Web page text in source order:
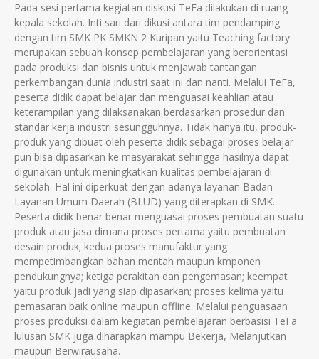
Pada sesi pertama kegiatan diskusi TeFa dilakukan di ruang
kepala sekolah. Inti sari dari dikusi antara tim pendamping
dengan tim SMK PK SMKN 2 Kuripan yaitu Teaching factory
merupakan sebuah konsep pembelajaran yang berorientasi
pada produksi dan bisnis untuk menjawab tantangan
perkembangan dunia industri saat ini dan nanti. Melalui TeFa,
peserta didik dapat belajar dan menguasai keahlian atau
keterampilan yang dilaksanakan berdasarkan prosedur dan
standar kerja industri sesungguhnya. Tidak hanya itu, produk-
produk yang dibuat oleh peserta didik sebagai proses belajar
pun bisa dipasarkan ke masyarakat sehingga hasilnya dapat
digunakan untuk meningkatkan kualitas pembelajaran di
sekolah. Hal ini diperkuat dengan adanya layanan Badan
Layanan Umum Daerah (BLUD) yang diterapkan di SMK.
Peserta didik benar benar menguasai proses pembuatan suatu
produk atau jasa dimana proses pertama yaitu pembuatan
desain produk; kedua proses manufaktur yang
mempetimbangkan bahan mentah maupun kmponen
pendukungnya; ketiga perakitan dan pengemasan; keempat
yaitu produk jadi yang siap dipasarkan; proses kelima yaitu
pemasaran baik online maupun offline. Melalui penguasaan
proses produksi dalam kegiatan pembelajaran berbasisi TeFa
lulusan SMK juga diharapkan mampu Bekerja, Melanjutkan
maupun Berwirausaha.